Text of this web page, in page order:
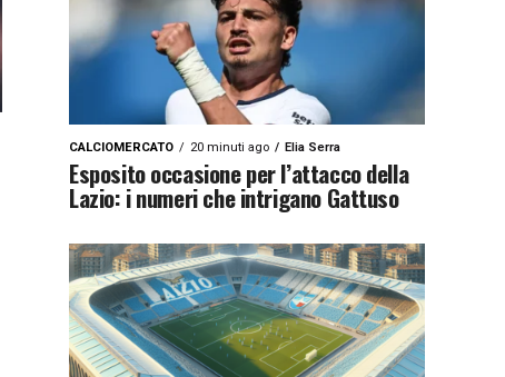
CALCIOMERCATO 20 minuti ago Elia Serra
Esposito occasione per l’attacco della
Lazio: i numeri che intrigano Gattuso